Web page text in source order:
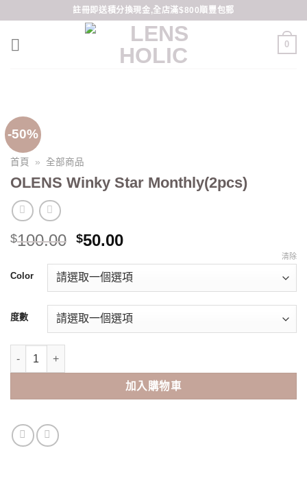
content
註冊即送積分換現金,全店滿$800順豐包郵
0
-50%
首頁 » 全部商品
OLENS Winky Star Monthly(2pcs)
$100.00 Original
was:
$100.00.
$50.00Current
is:
$50.00.
Color
度數
清除
OLENS Winky Star Monthly(2pcs) 數量
加入購物車